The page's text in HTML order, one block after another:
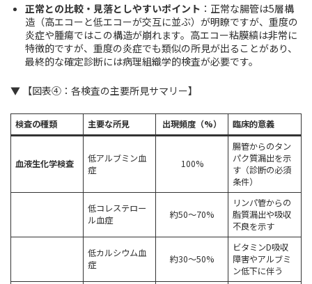
正常との比較・見落としやすいポイント ：正常な腸管は5層構
造（高エコーと低エコーが交互に並ぶ）が明瞭ですが、重度の
炎症や腫瘍ではこの構造が崩れます。高エコー粘膜縞は非常に
特徴的ですが、重度の炎症でも類似の所見が出ることがあり、
最終的な確定診断には病理組織学的検査が必要です。
▼ 【図表④：各検査の主要所見サマリー】
検査の種類 主要な所見 出現頻度（%） 臨床的意義
血液生化学検査
低アルブミン血
症
100%
腸管からのタン
パク質漏出を示
す（診断の必須
条件）
低コレステロー
ル血症
約50〜70%
リンパ管からの
脂質漏出や吸収
不良を示す
低カルシウム血
症
約30〜50%
ビタミンD吸収
障害やアルブミ
ン低下に伴う